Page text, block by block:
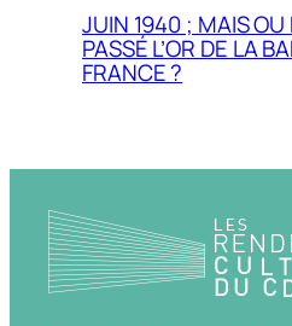
JUIN 1940 ; MAIS OU
PASSÉ L’OR DE LA
FRANCE ?